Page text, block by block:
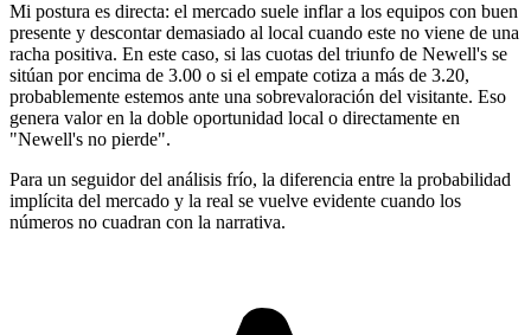
Mi postura es directa: el mercado suele inflar a los equipos con buen
presente y descontar demasiado al local cuando este no viene de una
racha positiva. En este caso, si las cuotas del triunfo de Newell's se
sitúan por encima de 3.00 o si el empate cotiza a más de 3.20,
probablemente estemos ante una sobrevaloración del visitante. Eso
genera valor en la doble oportunidad local o directamente en
"Newell's no pierde".
Para un seguidor del análisis frío, la diferencia entre la probabilidad
implícita del mercado y la real se vuelve evidente cuando los
números no cuadran con la narrativa.